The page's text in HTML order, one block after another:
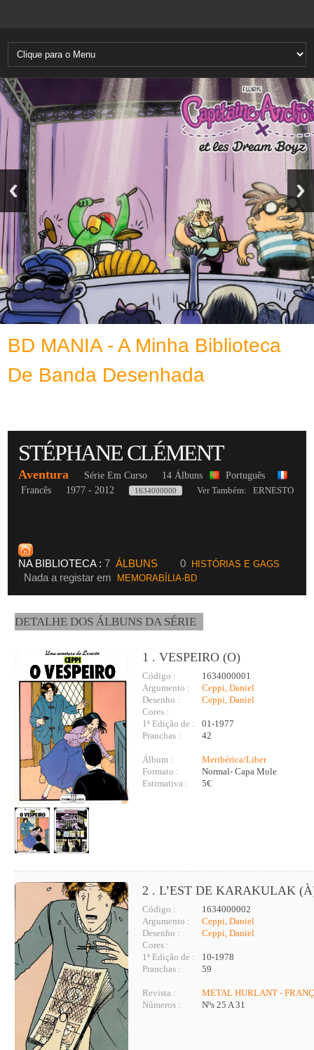
BD MANIA - A Minha Biblioteca
De Banda Desenhada
STÉPHANE CLÉMENT
Aventura Série Em Curso 14 Álbuns
Português
Francês
1977 - 2012 1634000000 Ver Também: ERNESTO
NA BIBLIOTECA :7 ÁLBUNS 0 HISTÓRIAS E GAGS
Nada a registar em MEMORABÍLIA-BD
DETALHE DOS ÁLBUNS DA SÉRIE
1 . VESPEIRO (O)
Código :
1634000001
Argumento :
Ceppi, Daniel
Desenho :
Ceppi, Daniel
Cores :
1ª Edição de :
01-1977
Pranchas :
42
Álbum :
Meribérica/Liber
Formato :
Normal- Capa Mole
Estimativa :
5€
2 . L’EST DE KARAKULAK
Código :
1634000002
Argumento :
Ceppi, Daniel
Desenho :
Ceppi, Daniel
Cores :
1ª Edição de :
10-1978
Pranchas :
59
Revista :
METAL HURLANT -
Números :
Nºs 25 A 31